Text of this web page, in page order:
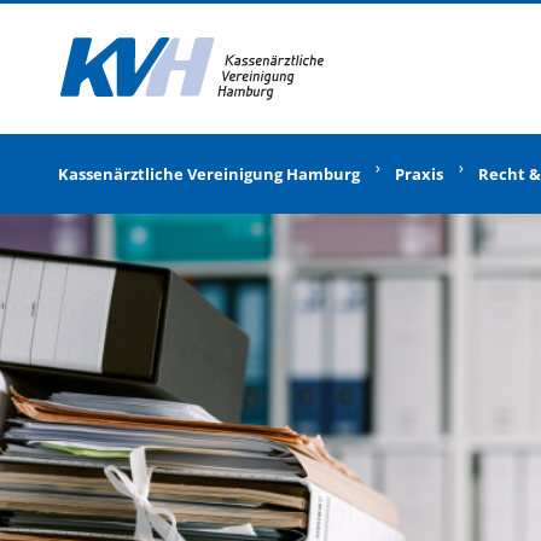
Kassenärztliche Vereinigung Hamburg Praxis Recht